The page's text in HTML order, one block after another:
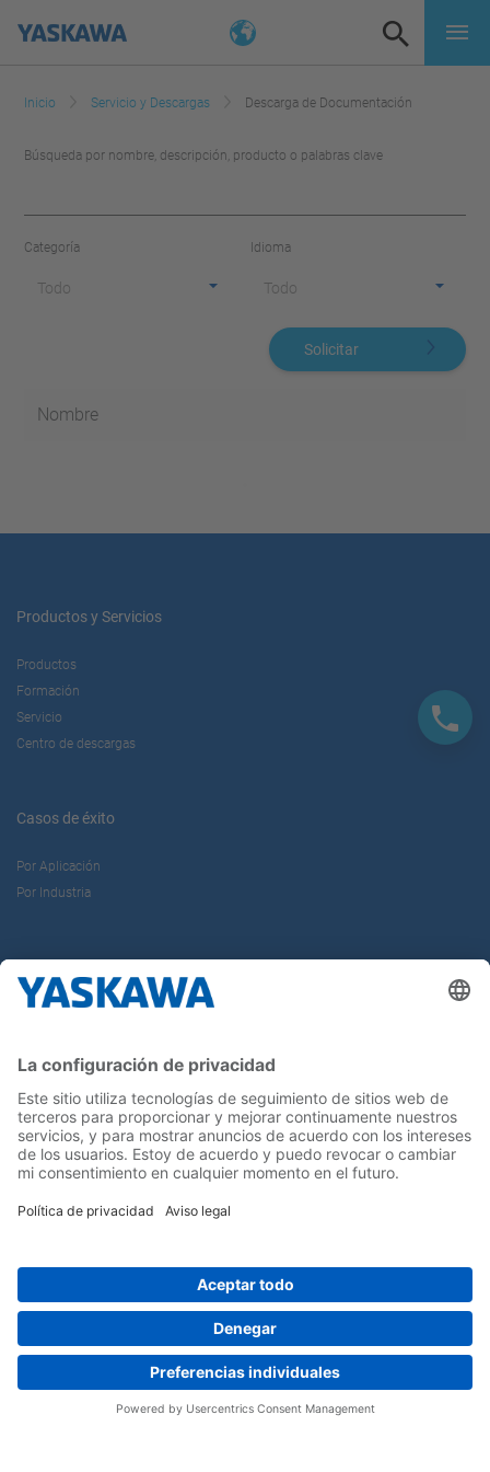
Inicio Servicio y Descargas Descarga de Documentación
Búsqueda por nombre, descripción, producto o palabras clave
Categoría
Todo
Idioma
Todo
Solicitar
Nombre
Productos y Servicios
Productos
Formación
Servicio
Centro de descargas
Casos de éxito
Por Aplicación
Por Industria
Contacto
¡Síguenos!
Inicio Términos y Condiciones
Aviso legal
Política de Privacidad
Cookie Choices
Whistleblowing
Yaskawa Europe GmbH